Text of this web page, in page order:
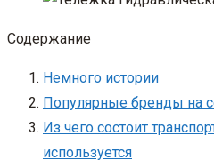
Содержание
Немного истории
Популярные бренды на
Из чего состоит
используется